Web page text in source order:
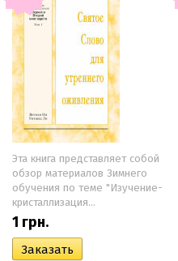
Эта книга представляет собой
обзор материалов Зимнего
обучения по теме "Изучение-
кристаллизация...
1 грн.